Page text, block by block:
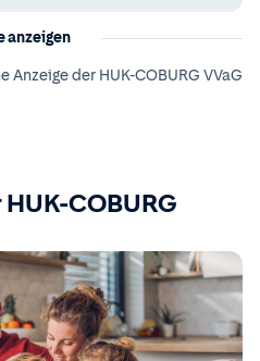
anzeigen
Anzeige der HUK-COBURG VVaG
COBURG